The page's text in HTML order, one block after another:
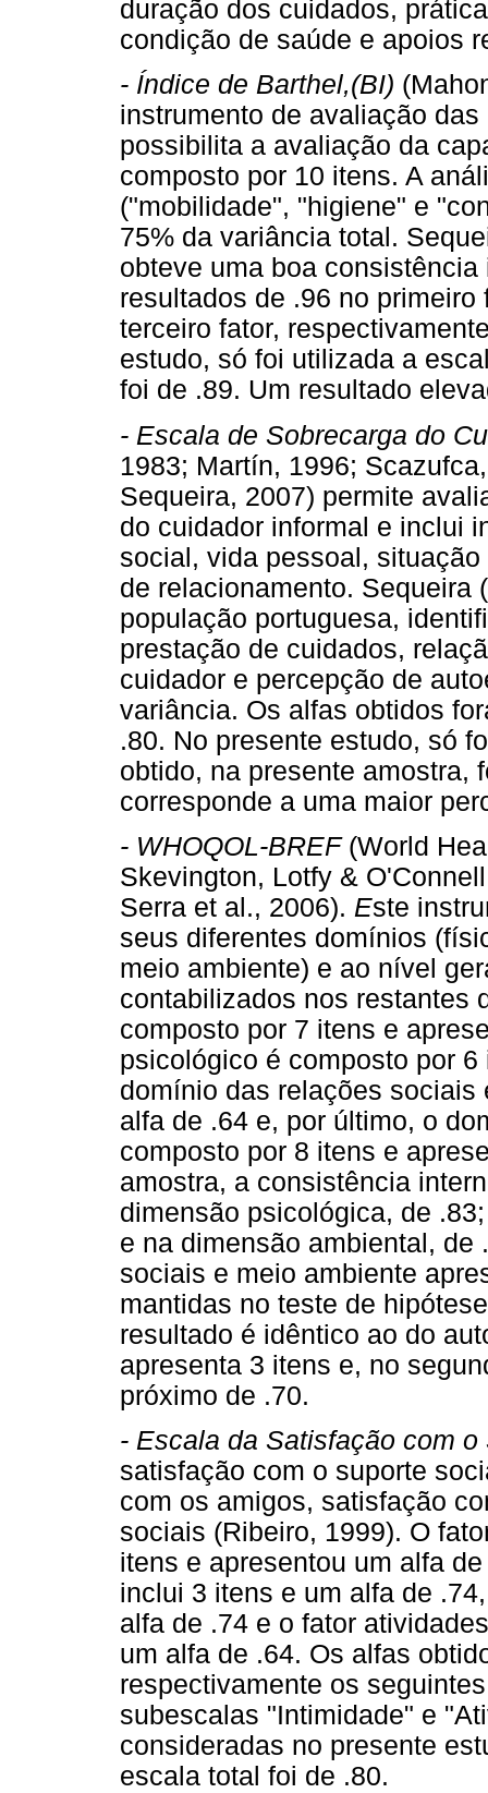
duração dos cuidados,
condição de saúde e apoios
- Índice de Barthel,(BI)
instrumento de avaliação
possibilita a avaliação da
composto por 10 itens. A
("mobilidade", "higiene" e
75% da variância total.
obteve uma boa
resultados de .96 no
terceiro fator,
estudo, só foi utilizada a
foi de .89. Um resultado
- Escala de Sobrecarga do
1983; Martín, 1996;
Sequeira, 2007) permite
do cuidador informal e inclui
social, vida pessoal,
de relacionamento. Sequeira
população portuguesa,
prestação de cuidados,
cuidador e percepção de
variância. Os alfas obtidos
.80. No presente estudo, só
obtido, na presente amostra,
corresponde a uma maior
- WHOQOL-BREF (World
Skevington, Lotfy &
Serra et al., 2006). Este
seus diferentes domínios
meio ambiente) e ao nível
contabilizados nos restantes
composto por 7 itens e
psicológico é composto por
domínio das relações sociais
alfa de .64 e, por último, o
composto por 8 itens e
amostra, a consistência
dimensão psicológica, de
e na dimensão ambiental,
sociais e meio ambiente
mantidas no teste de
resultado é idêntico ao do
apresenta 3 itens e, no
próximo de .70.
- Escala da Satisfação com
satisfação com o suporte
com os amigos, satisfação
sociais (Ribeiro, 1999). O
itens e apresentou um alfa
inclui 3 itens e um alfa de
alfa de .74 e o fator
um alfa de .64. Os alfas
respectivamente os
subescalas "Intimidade" e
consideradas no presente
escala total foi de .80.